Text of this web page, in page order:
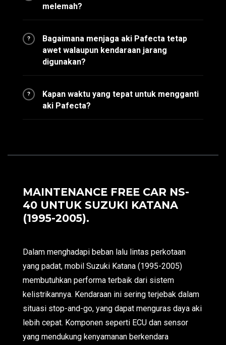
melemah?
?
Bagaimana menjaga aki Pafecta tetap
awet walaupun kendaraan jarang
digunakan?
?
Kapan waktu yang tepat untuk mengganti
aki Pafecta?
MAINTENANCE FREE CAR NS-
40 UNTUK SUZUKI KATANA
(1995-2005).
Dalam menghadapi beban lalu lintas perkotaan
yang padat, mobil Suzuki Katana (1995-2005)
membutuhkan performa terbaik dari sistem
kelistrikannya. Kendaraan ini sering terjebak dalam
situasi stop-and-go, yang dapat menguras daya aki
lebih cepat. Komponen seperti ECU dan sensor
yang mendukung kenyamanan berkendara